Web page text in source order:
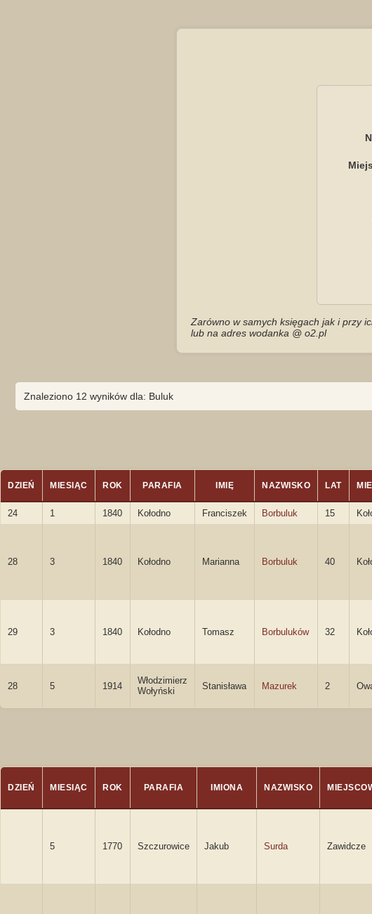
Zarówno w samych księgach jak i przy
lub na adres wodanka @ o2.pl
Znaleziono 12 wyników dla: Buluk
DZIEŃ MIESIĄC ROK PARAFIA IMIĘ NAZWISKO LAT
24 1 1840 Kołodno Franciszek Borbuluk 15
28 3 1840 Kołodno Marianna Borbuluk 40
29 3 1840 Kołodno Tomasz Borbuluków 32
28 5 1914
Włodzimierz
Wołyński
Stanisława Mazurek 2
DZIEŃ MIESIĄC ROK PARAFIA IMIONA NAZWISKO
5 1770 Szczurowice Jakub Surda Zawidcze